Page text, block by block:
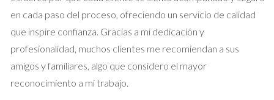
Conclusión
Evitar la doble imposición al vender propiedades o realizar
negocios internacionales desde Madrid no solo es posible,
sino necesario para maximizar tus beneficios económicos. La
clave radica en informarte adecuadamente sobre los
en cada paso del proceso, ofreciendo un servicio de calidad
que inspire confianza. Gracias a mi dedicación y
profesionalidad, muchos clientes me recomiendan a sus
amigos y familiares, algo que considero el mayor
reconocimiento a mi trabajo.